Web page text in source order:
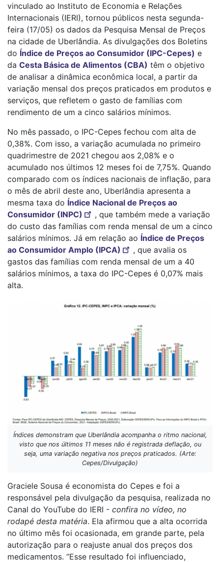
vinculado ao Instituto de Economia e Relações
Internacionais (IERI), tornou públicos nesta segunda-
feira (17/05) os dados da Pesquisa Mensal de Preços
na cidade de Uberlândia. As divulgações dos Boletins
do Índice de Preços ao Consumidor (IPC-Cepes) e
da Cesta Básica de Alimentos (CBA) têm o objetivo
de analisar a dinâmica econômica local, a partir da
variação mensal dos preços praticados em produtos e
serviços, que refletem o gasto de famílias com
rendimento de um a cinco salários mínimos.
No mês passado, o IPC-Cepes fechou com alta de
0,38%. Com isso, a variação acumulada no primeiro
quadrimestre de 2021 chegou aos 2,08% e o
acumulado nos últimos 12 meses foi de 7,75%. Quando
comparado com os índices nacionais de inflação, para
o mês de abril deste ano, Uberlândia apresenta a
mesma taxa do Índice Nacional de Preços ao
Consumidor (INPC)
, que também mede a variação
do custo das famílias com renda mensal de um a cinco
salários mínimos. Já em relação ao Índice de Preços
ao Consumidor Amplo (IPCA)
, que avalia os
gastos das famílias com renda mensal de um a 40
salários mínimos, a taxa do IPC-Cepes é 0,07% mais
alta.
Índices demonstram que Uberlândia acompanha o ritmo nacional,
visto que nos últimos 11 meses não é registrada deflação, ou
seja, uma variação negativa nos preços praticados. (Arte:
Cepes/Divulgação)
Graciele Sousa é economista do Cepes e foi a
responsável pela divulgação da pesquisa, realizada no
Canal do YouTube do IERI - confira no vídeo, no
rodapé desta matéria. Ela afirmou que a alta ocorrida
no último mês foi ocasionada, em grande parte, pela
autorização para o reajuste anual dos preços dos
medicamentos. “Esse resultado foi influenciado,